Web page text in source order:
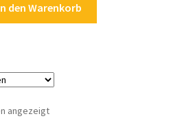
den Warenkorb
angezeigtNach